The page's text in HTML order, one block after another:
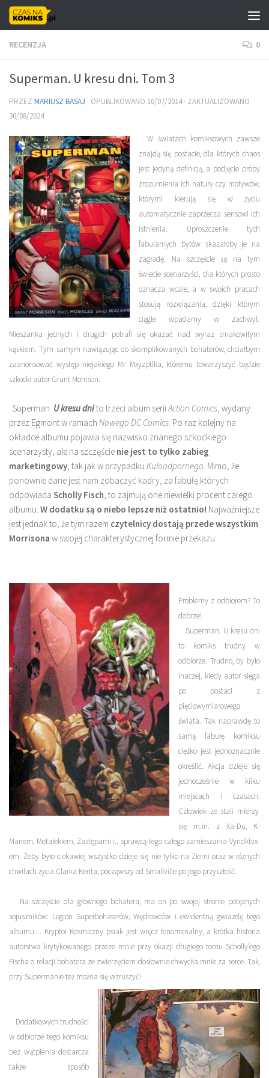
Skip to content
RECENZJA 0
Superman. U kresu dni. Tom 3
PRZEZ MARIUSZ BASAJ · OPUBLIKOWANO 10/07/2014· ZAKTUALIZOWANO
30/08/2024
W światach komiksowych zawsze
znajdą się postacie, dla których chaos
jest jedyną definicją, a podjęcie próby
zrozumienia ich natury czy motywów,
którymi kierują się w życiu
automatycznie zaprzecza sensowi ich
istnienia. Uproszczenie tych
fabularnych bytów skazałoby je na
zagładę. Na szczęście są na tym
świecie scenarzyści, dla których prosto
oznacza wcale, a w swoich pracach
stosują rozwiązania, dzięki którym
ciągle wpadamy w zachwyt.
Mieszanka jednych i drugich potrafi się okazać nad wyraz smakowitym
kąskiem. Tym samym nawiązując do skomplikowanych bohaterów, chciałbym
zaanonsować występ niejakiego Mr Mxyzptlka, któremu towarzyszyć będzie
szkocki autor Grant Morrison.
Superman. U kresu dnito trzeci album seriiAction Comics, wydany
przez Egmont w ramach Nowego DC Comics. Po raz kolejny na
okładce albumu pojawia się nazwisko znanego szkockiego
scenarzysty, ale na szczęście nie jest to tylko zabieg
marketingowy, tak jak w przypadku Kuloodpornego. Mimo, że
ponownie dane jest nam zobaczyć kadry, za fabułę których
odpowiada Scholly Fisch, to zajmują one niewielki procent całego
albumu. W dodatku są o niebo lepsze niż ostatnio! Najważniejsze
jest jednak to, że tym razem czytelnicy dostają przede wszystkim
Morrisona w swojej charakterystycznej formie przekazu.
Problemy z odbiorem? To
dobrze!
Superman. U kresu dni
to komiks trudny w
odbiorze. Trudno, by było
inaczej, kiedy autor sięga
po postaci z
pięciowymiarowego
świata. Tak naprawdę to
samą fabułę komiksu
ciężko jest jednoznacznie
określić. Akcja dzieje się
jednocześnie w kilku
miejscach i czasach.
Człowiek ze stali mierzy
się m.in. z Xa-Du, K-
Manem, Metalekiem, Zastępami i.. sprawcą tego całego zamieszania Vyndktvx-
em. Żeby było ciekawiej wszystko dzieje się nie tylko na Ziemi oraz w różnych
chwilach życia Clarka Kenta, począwszy od Smallville po jego przyszłość.
Na szczęście dla głównego bohatera, ma on po swojej stronie potężnych
sojuszników: Legion Superbohaterów,Wędrowców i ewidentną gwiazdę tego
albumu… Krypto! Kosmiczny psiak jest wręcz fenomenalny, a krótka historia
autorstwa krytykowanego przeze mnie przy okazji drugiego tomu Scholly’ego
Fischa o relacji bohatera ze zwierzęciem dosłownie chwyciła mnie za serce. Tak,
przy Supermanie też można się wzruszyć!
Dodatkowych trudności
w odbiorze tego komiksu
bez wątpienia dostarcza
także sposób